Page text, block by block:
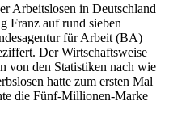
Arbeitslosen in Deutschland
Franz auf rund sieben
für Arbeit (BA)
Der Wirtschaftsweise
von den Statistiken nach wie
hatte zum ersten Mal
die Fünf-Millionen-Marke